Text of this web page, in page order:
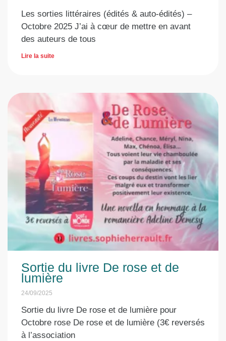
Les sorties littéraires (édités & auto-édités) –
Octobre 2025 J’ai à cœur de mettre en avant
des auteurs de tous
Lire la suite
Sortie du livre De rose et de
lumière
24/09/2025
Sortie du livre De rose et de lumière pour
Octobre rose De rose et de lumière (3€ reversés
à l’association